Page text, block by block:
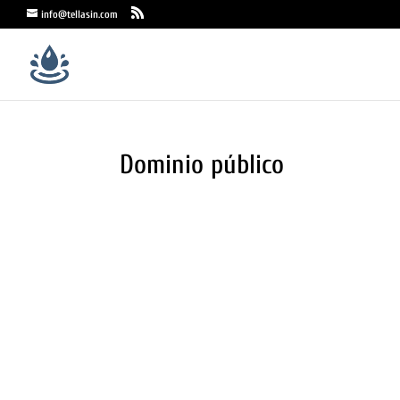
info@tellasin.com
Dominio público